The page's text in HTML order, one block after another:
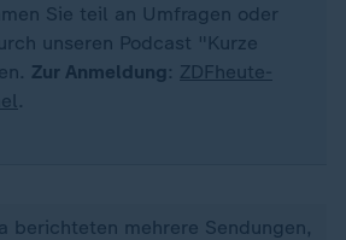
Sie teil an Umfragen oder
unseren Podcast "Kurze
Zur Anmeldung : ZDFheute-
.
berichteten mehrere Sendungen,